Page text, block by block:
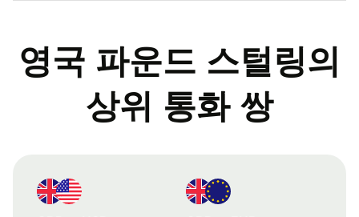
영국 파운드 스털링의
상위 통화 쌍